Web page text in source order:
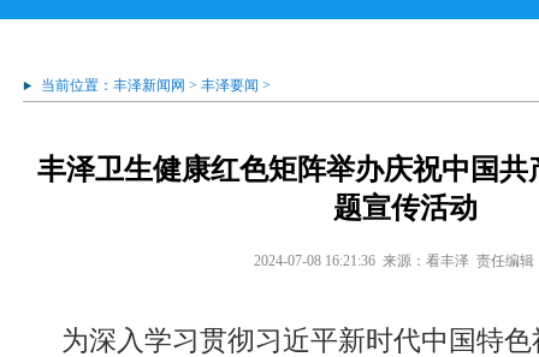
当前位置： 丰泽新闻网 > 丰泽要闻 >
丰泽卫生健康红色矩阵举办庆祝中国共
题宣传活动
2024-07-08 16:21:36 来源：看丰泽 责任编辑
为深入学习贯彻习近平新时代中国特